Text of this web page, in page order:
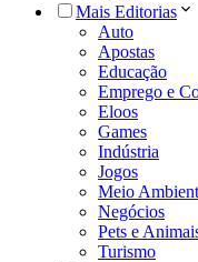
Mais Editorias
Auto
Apostas
Educação
Emprego e
Eloos
Games
Indústria
Jogos
Meio
Negócios
Pets e
Turismo